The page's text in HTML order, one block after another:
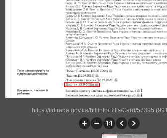
https://itd.rada.gov.ua/billinfo/Bills/Card/57395